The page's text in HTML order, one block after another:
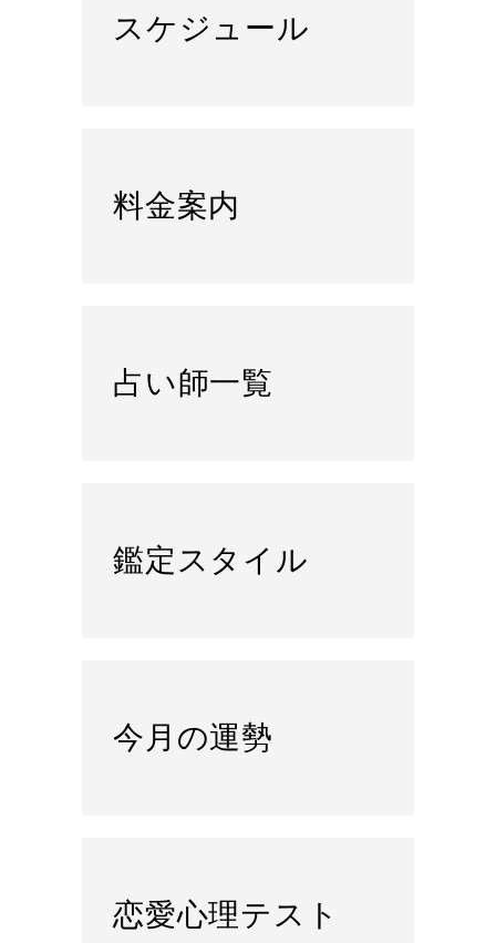
スケジュール
料金案内
占い師一覧
鑑定スタイル
今月の運勢
恋愛心理テスト